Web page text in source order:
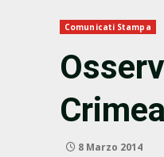
Comunicati Stampa
Crimea
8 Marzo 2014